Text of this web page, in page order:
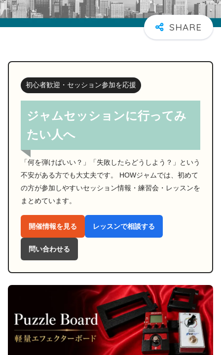
初心者歓迎・セッション参加を応援
ジャムセッションに行ってみ
たい人へ
「何を弾けばいい？」「失敗したらどうしよう？」という
不安がある方でも大丈夫です。 HOWジャムでは、初めて
の方が参加しやすいセッション情報・練習会・レッスンを
まとめています。
開催情報を見る レッスンで相談する
問い合わせる